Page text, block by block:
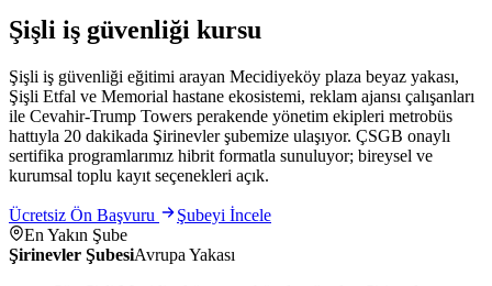
Şişli iş güvenliği kursu
Şişli iş güvenliği eğitimi arayan Mecidiyeköy plaza beyaz yakası,
Şişli Etfal ve Memorial hastane ekosistemi, reklam ajansı çalışanları
ile Cevahir-Trump Towers perakende yönetim ekipleri metrobüs
hattıyla 20 dakikada Şirinevler şubemize ulaşıyor. ÇSGB onaylı
sertifika programlarımız hibrit formatla sunuluyor; bireysel ve
kurumsal toplu kayıt seçenekleri açık.
Ücretsiz Ön Başvuru
Şubeyi İncele
En Yakın Şube
Şirinevler ŞubesiAvrupa Yakası